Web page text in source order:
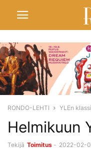
RONDO-LEHTI YLEn
Helmikuun
Tekijä Toimitus - 2022-02-